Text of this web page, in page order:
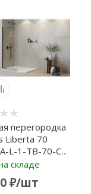
перегородка
Liberta 70
L-1-TB-70-C-
Черный
стекло
складе
₽/шт